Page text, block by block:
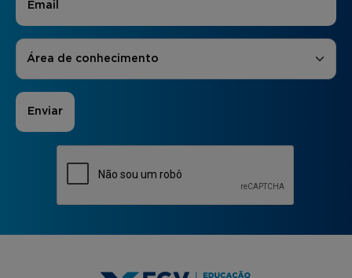
Áreas de Interesse
Área de conhecimento